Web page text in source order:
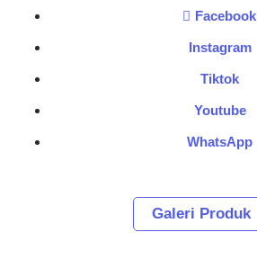
Facebook
Instagram
Tiktok
Youtube
WhatsApp
Galeri Produk